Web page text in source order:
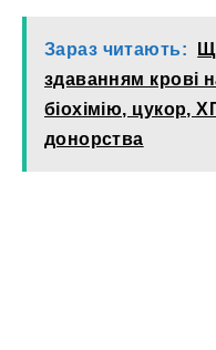
Зараз читають:
здаванням крові
біохімію, цукор,
донорства